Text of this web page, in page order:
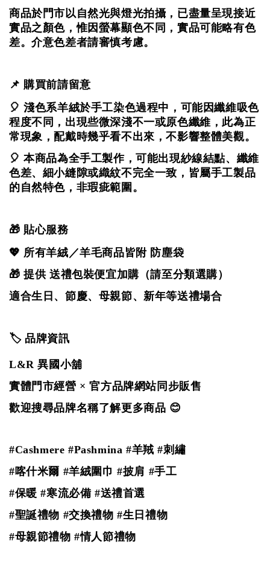
商品於門市以自然光與燈光拍攝， 已盡量呈現接近
實品之顏色，惟因螢幕顯色不同，實品可能略有色
差。介意色差者請審慎考慮。
📌 購買前請留意
🎈 淺色系羊絨於手工染色過程中，可能因纖維吸色
程度不同，出現些微深淺不一或原色纖維，此為正
常現象，配戴時幾乎看不出來，不影響整體美觀。
🎈 本商品為全手工製作，可能出現紗線結點、纖維
色差、細小縫隙或織紋不完全一致， 皆屬手工製品
的自然特色，非瑕疵範圍。
🎁 貼心服務
💖 所有羊絨／羊毛商品皆附 防塵袋
🎁 提供 送禮包裝便宜加購（請至分類選購）
適合生日、節慶、母親節、新年等送禮場合
🏷️ 品牌資訊
L&R 異國小舖
實體門市經營 × 官方品牌網站同步販售
歡迎搜尋品牌名稱了解更多商品 😊
#Cashmere #Pashmina #羊羢#刺繡
#喀什米爾 #羊絨圍巾 #披肩 #手工
#保暖 #寒流必備 #送禮首選
#聖誕禮物 #交換禮物 #生日禮物
#母親節禮物 #情人節禮物